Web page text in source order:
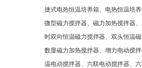
捷式电热恒温培养箱、电热恒温培
微型磁力搅拌器、磁力加热搅拌器
时双向恒温磁力搅拌器、双头恒温
数显磁力加热搅拌器、增力电动搅
温电动搅拌器、六联电动搅拌器、